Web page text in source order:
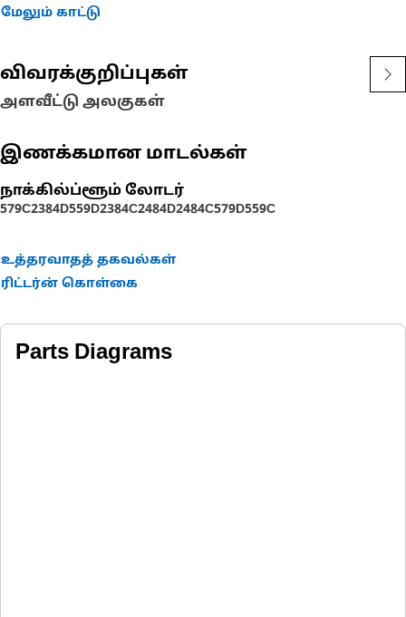
மேலும் காட்டு
விவரக்குறிப்புகள்
அளவீட்டு அலகுகள்
இணக்கமான மாடல்கள்
நாக்கில்ப்ளூம் லோடர்
579C2384D559D2384C2484D2484C579D559C
உத்தரவாதத் தகவல்கள்
ரிட்டர்ன் கொள்கை
Parts Diagrams